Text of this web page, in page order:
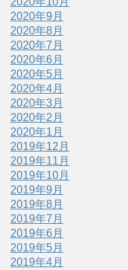
2020年9月
2020年8月
2020年7月
2020年6月
2020年5月
2020年4月
2020年3月
2020年2月
2020年1月
2019年12月
2019年11月
2019年10月
2019年9月
2019年8月
2019年7月
2019年6月
2019年5月
2019年4月